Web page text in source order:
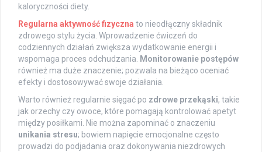
kaloryczności diety.
Regularna aktywność fizyczna to nieodłączny składnik
zdrowego stylu życia. Wprowadzenie ćwiczeń do
codziennych działań zwiększa wydatkowanie energii i
wspomaga proces odchudzania.
Monitorowanie postępów
również ma duże znaczenie; pozwala na bieżąco oceniać
efekty i dostosowywać swoje działania.
Warto również regularnie sięgać po zdrowe przekąski, takie
jak orzechy czy owoce, które pomagają kontrolować apetyt
między posiłkami. Nie można zapominać o znaczeniu
unikania stresu; bowiem napięcie emocjonalne często
prowadzi do podjadania oraz dokonywania niezdrowych